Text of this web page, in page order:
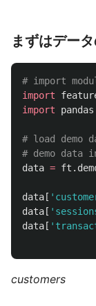
まずはデー
import
import
pandas
# load demo
data = ft .
data [ '
data [ '
data [ '
customers